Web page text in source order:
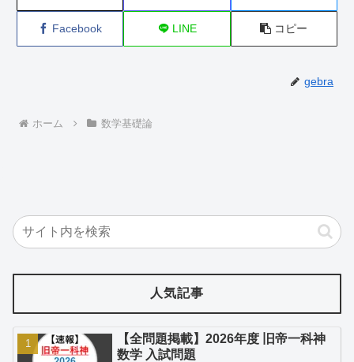
Facebook LINE コピー
gebra
ホーム 数学基礎論
人気記事
【全問題掲載】2026年度 旧帝一科神
数学 入試問題